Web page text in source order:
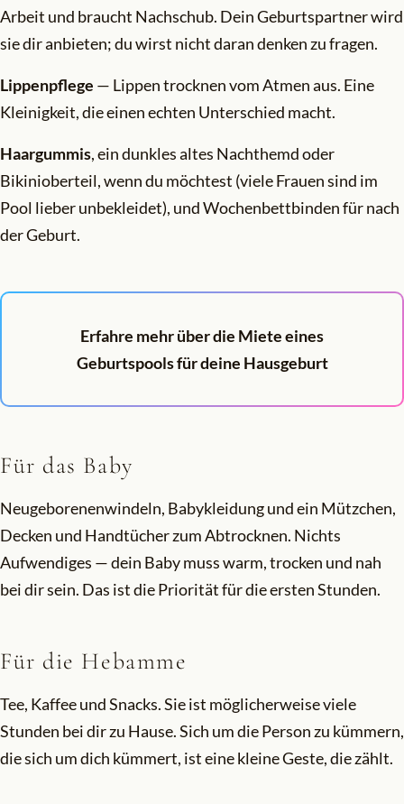
Arbeit und braucht Nachschub. Dein Geburtspartner wird
sie dir anbieten; du wirst nicht daran denken zu fragen.
Lippenpflege — Lippen trocknen vom Atmen aus. Eine
Kleinigkeit, die einen echten Unterschied macht.
Haargummis, ein dunkles altes Nachthemd oder
Bikinioberteil, wenn du möchtest (viele Frauen sind im
Pool lieber unbekleidet), und Wochenbettbinden für nach
der Geburt.
Erfahre mehr über die Miete eines
Geburtspools für deine Hausgeburt
Für das Baby
Neugeborenenwindeln, Babykleidung und ein Mützchen,
Decken und Handtücher zum Abtrocknen. Nichts
Aufwendiges — dein Baby muss warm, trocken und nah
bei dir sein. Das ist die Priorität für die ersten Stunden.
Für die Hebamme
Tee, Kaffee und Snacks. Sie ist möglicherweise viele
Stunden bei dir zu Hause. Sich um die Person zu kümmern,
die sich um dich kümmert, ist eine kleine Geste, die zählt.